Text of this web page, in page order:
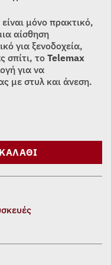
μόνο πρακτικό,
αίσθηση
για ξενοδοχεία,
σπίτι, το Telemax
για να
με στυλ και άνεση.